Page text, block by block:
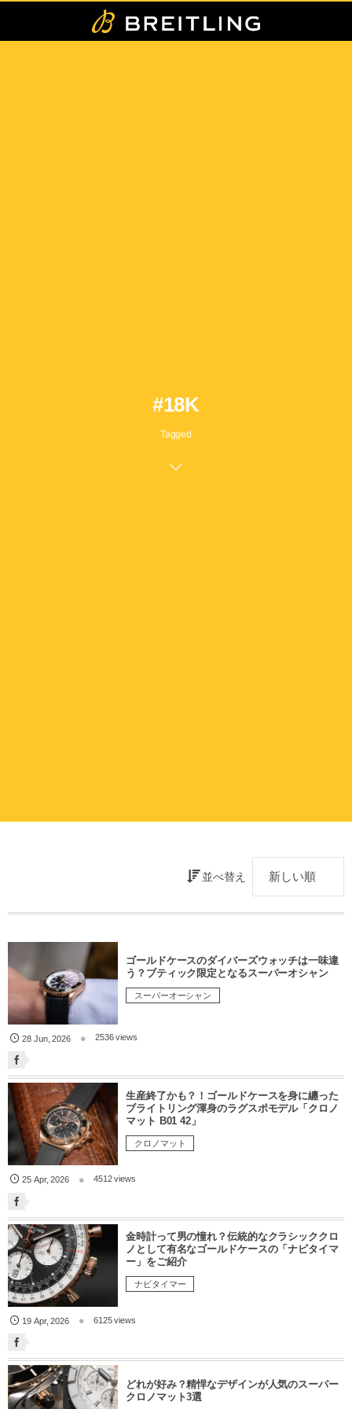
#18K
Tagged
並べ替え
ゴールドケースのダイバーズウォッチは一味違
う？ブティック限定となるスーパーオシャン
スーパーオーシャン
28 Jun,2026 2536 views
生産終了かも？！ゴールドケースを身に纏った
ブライトリング渾身のラグスポモデル「クロノ
マット B01 42」
クロノマット
25 Apr,2026 4512 views
金時計って男の憧れ？伝統的なクラシッククロ
ノとして有名なゴールドケースの「ナビタイマ
ー」をご紹介
ナビタイマー
19 Apr,2026 6125 views
どれが好み？精悍なデザインが人気のスーパー
クロノマット3選